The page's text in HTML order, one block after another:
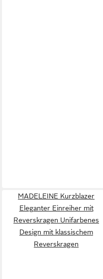
MADELEINE Kurzblazer
Eleganter Einreiher mit
Reverskragen Unifarbenes
Design mit klassischem
Reverskragen